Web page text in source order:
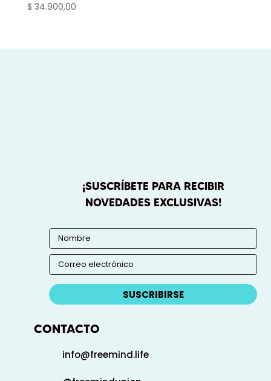
$ 34.900,00
¡SUSCRÍBETE PARA RECIBIR
NOVEDADES EXCLUSIVAS!
SUSCRIBIRSE
CONTACTO
info@freemind.life